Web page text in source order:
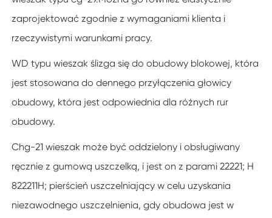
zaprojektować zgodnie z wymaganiami klienta i
rzeczywistymi warunkami pracy.
WD typu wieszak ślizga się do obudowy blokowej, która
jest stosowana do dennego przyłączenia głowicy
obudowy, która jest odpowiednia dla różnych rur
obudowy.
Chg-21 wieszak może być oddzielony i obsługiwany
ręcznie z gumową uszczelką, i jest on z parami 22221; H
822211H; pierścień uszczelniający w celu uzyskania
niezawodnego uszczelnienia, gdy obudowa jest w